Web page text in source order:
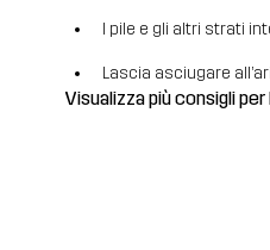
I pile e gli altri strati
Lascia asciugare
Visualizza più consigli